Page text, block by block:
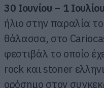
30 Ιουνίου – 1
ήλιο στην παραλία
θάλασσα, στο
φεστιβάλ το οποίο
rock και stoner
ορόσημο στον